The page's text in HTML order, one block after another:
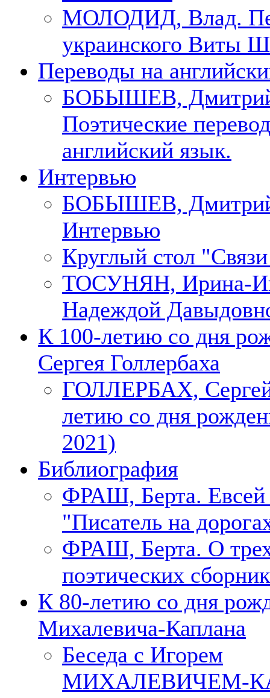
МОЛОДИД, Влад.
украинского Виты
Переводы на
БОБЫШЕВ,
Поэтические
английский язык.
Интервью
БОБЫШЕВ,
Интервью
Круглый стол
ТОСУНЯН, Ирина-
Надеждой
К 100-летию со дня
Сергея Голлербаха
ГОЛЛЕРБАХ,
летию со дня
2021)
Библиография
ФРАШ, Берта.
"Писатель на
ФРАШ, Берта. О
поэтических
К 80-летию со дня
Михалевича-Каплана
Беседа с Игорем
МИХАЛЕВИЧЕМ-